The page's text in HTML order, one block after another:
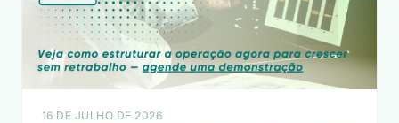
16 DE JULHO DE 2026